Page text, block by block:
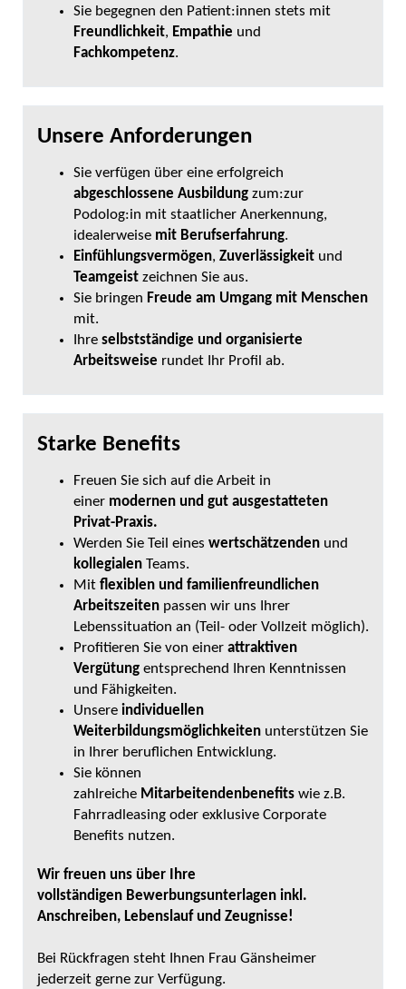
Sie begegnen den Patient:innen stets mit
Freundlichkeit, Empathie und
Fachkompetenz.
Unsere Anforderungen
Sie verfügen über eine erfolgreich
abgeschlossene Ausbildung zum:zur
Podolog:in mit staatlicher Anerkennung,
idealerweise mit Berufserfahrung.
Einfühlungsvermögen, Zuverlässigkeit und
Teamgeist zeichnen Sie aus.
Sie bringen Freude am Umgang mit Menschen
mit.
Ihre selbstständige und organisierte
Arbeitsweise rundet Ihr Profil ab.
Starke Benefits
Freuen Sie sich auf die Arbeit in
einer modernen und gut ausgestatteten
Privat-Praxis.
Werden Sie Teil eines wertschätzenden und
kollegialen Teams.
Mit flexiblen und familienfreundlichen
Arbeitszeiten passen wir uns Ihrer
Lebenssituation an (Teil- oder Vollzeit möglich).
Profitieren Sie von einer attraktiven
Vergütung entsprechend Ihren Kenntnissen
und Fähigkeiten.
Unsere individuellen
Weiterbildungsmöglichkeiten unterstützen Sie
in Ihrer beruflichen Entwicklung.
Sie können
zahlreiche Mitarbeitendenbenefits wie z.B.
Fahrradleasing oder exklusive Corporate
Benefits nutzen.
Wir freuen uns über Ihre
vollständigen Bewerbungsunterlagen inkl.
Anschreiben, Lebenslauf und Zeugnisse!
Bei Rückfragen steht Ihnen Frau Gänsheimer
jederzeit gerne zur Verfügung.